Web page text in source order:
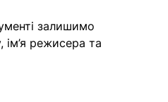
залишимо
ім’я режисера та